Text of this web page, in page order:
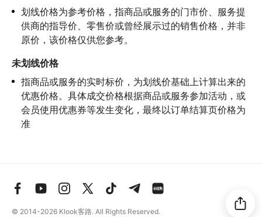
划线价格为参考价格，指商品或服务的门市价、服务提
供商的指导价、零售价或曾经展示过的销售价格，并非
原价，该价格仅供您参考。
未划线价格
指商品或服务的实时标价，为划线价基础上计算出来的
优惠价格。具体成交价格根据商品或服务参加活动，或
会员使用优惠券等发生变化，最终以订单结算页价格为
准
© 2014-2026 Klook客路. All Rights Reserved.